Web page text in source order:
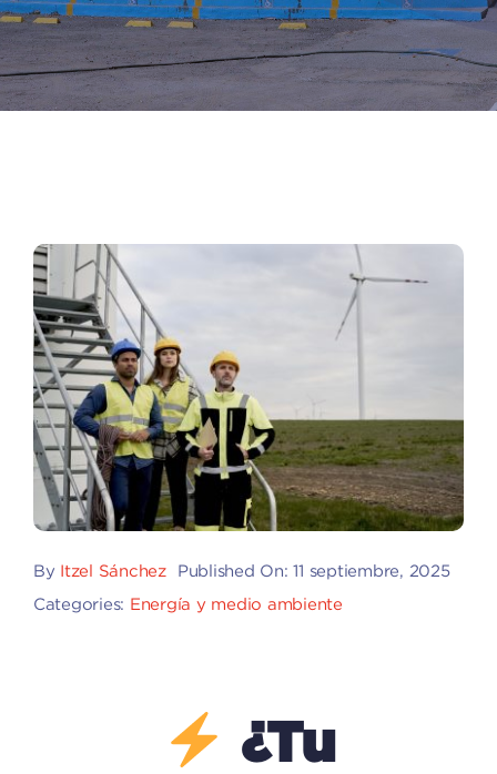
By Itzel Sánchez
Published On: 11 septiembre, 2025
Categories: Energía y medio ambiente
¿Tu